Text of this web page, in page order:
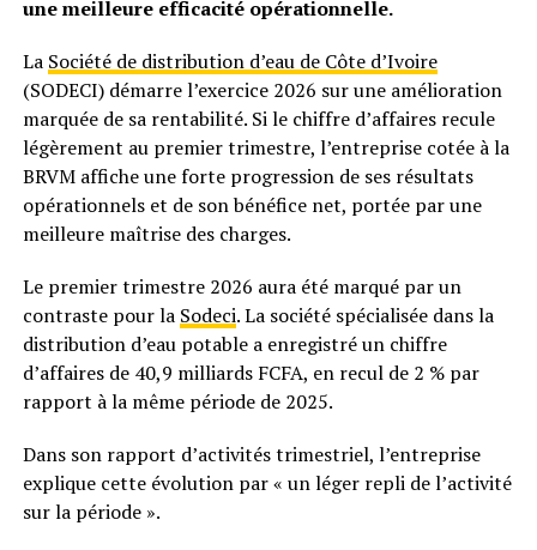
une meilleure efficacité opérationnelle.
La Société de distribution d’eau de Côte d’Ivoire
(SODECI) démarre l’exercice 2026 sur une amélioration
marquée de sa rentabilité. Si le chiffre d’affaires recule
légèrement au premier trimestre, l’entreprise cotée à la
BRVM affiche une forte progression de ses résultats
opérationnels et de son bénéfice net, portée par une
meilleure maîtrise des charges.
Le premier trimestre 2026 aura été marqué par un
contraste pour la Sodeci. La société spécialisée dans la
distribution d’eau potable a enregistré un chiffre
d’affaires de 40,9 milliards FCFA, en recul de 2 % par
rapport à la même période de 2025.
Dans son rapport d’activités trimestriel, l’entreprise
explique cette évolution par « un léger repli de l’activité
sur la période ».